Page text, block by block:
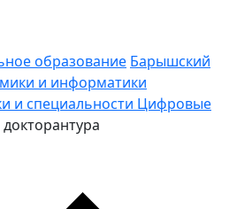
образование Барышский
и информатики
и специальности Цифровые